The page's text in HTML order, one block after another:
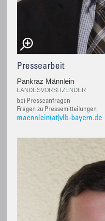
Pressearbeit
Pankraz Männlein
LANDESVORSITZENDER
bei Presseanfragen
Fragen zu Pressemitteilungen
maennlein(at)vlb-bayern.de